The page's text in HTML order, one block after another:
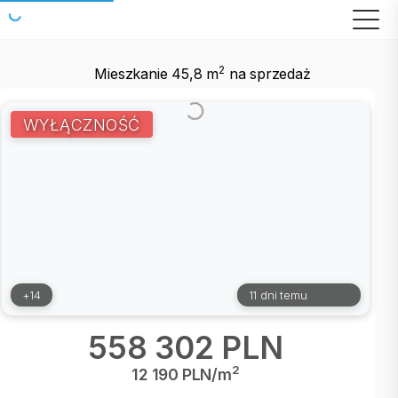
Mieszkanie 45,8 m2 na sprzedaż
WYŁĄCZNOŚĆ
+14 11 dni temu
558 302 PLN
12 190 PLN/m2